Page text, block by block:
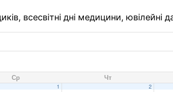
всесвітні дні медицини, ювілейні
Ср Чт
1 2